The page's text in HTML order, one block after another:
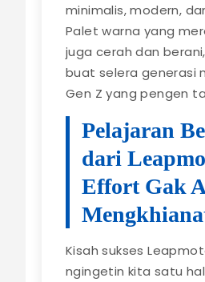
minimalis, modern,
Palet warna yang
juga cerah dan
buat selera generasi
Gen Z yang pengen
Pelajaran
dari
Effort Gak
Kisah sukses
ngingetin kita satu